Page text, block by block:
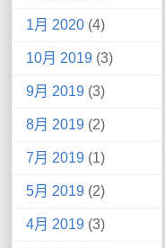
1月 2020 (4)
10月 2019 (3)
9月 2019 (3)
8月 2019 (2)
7月 2019 (1)
5月 2019 (2)
4月 2019 (3)